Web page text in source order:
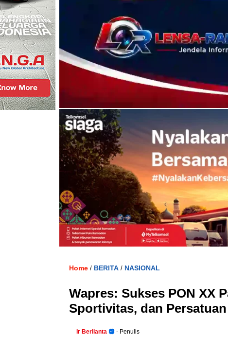
Home / BERITA / NASIONAL
Wapres: Sukses PON XX
Sportivitas, dan Persatuan
Ir Berlianta
- Penulis